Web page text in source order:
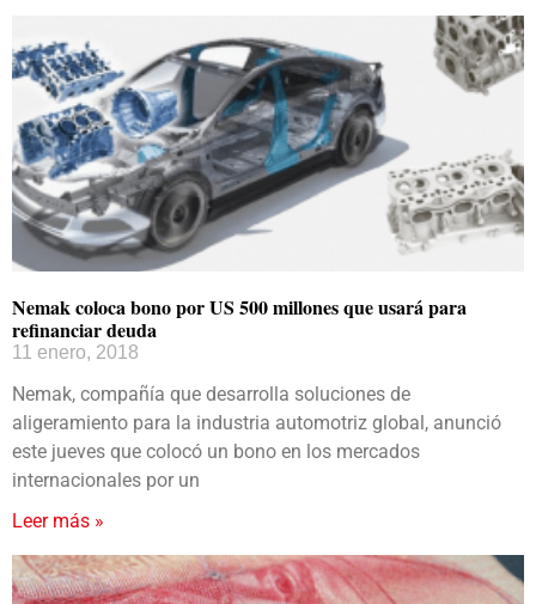
Nemak coloca bono por US 500 millones que usará para
refinanciar deuda
11 enero, 2018
Nemak, compañía que desarrolla soluciones de
aligeramiento para la industria automotriz global, anunció
este jueves que colocó un bono en los mercados
internacionales por un
Leer más »